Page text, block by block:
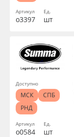
Артикул
о3397
Ед.
шт
Артикул
о0584
Ед.
шт
Доступно
МСК
СПБ
РНД